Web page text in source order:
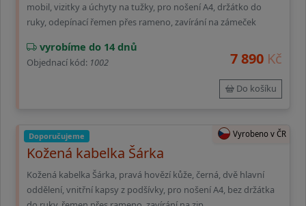
mobil, vizitky a úchyty na tužky, pro nošení A4, držátko do
ruky, odepínací řemen přes rameno, zavírání na zámeček
vyrobíme do 14 dnů
Objednací kód: 1002 7 890 Kč
Do košíku
Doporučujeme Vyrobeno v ČR
Kožená kabelka Šárka
Kožená kabelka Šárka, pravá hovězí kůže, černá, dvě hlavní
oddělení, vnitřní kapsy z podšívky, pro nošení A4, bez držátka